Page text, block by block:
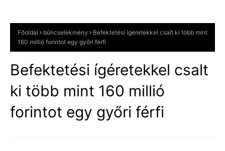
Főoldal bűncselekmény
Befektetési ígéretekkel csalt ki több mint
160 millió forintot egy győri férfi
Befektetési ígéretekkel csalt
ki több mint 160 millió
forintot egy győri férfi